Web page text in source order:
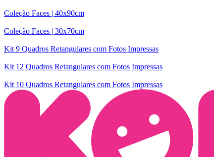
Coleção Faces | 40x90cm
Coleção Faces | 30x70cm
Kit 9 Quadros Retangulares com Fotos Impressas
Kit 12 Quadros Retangulares com Fotos Impressas
Kit 10 Quadros Retangulares com Fotos Impressas